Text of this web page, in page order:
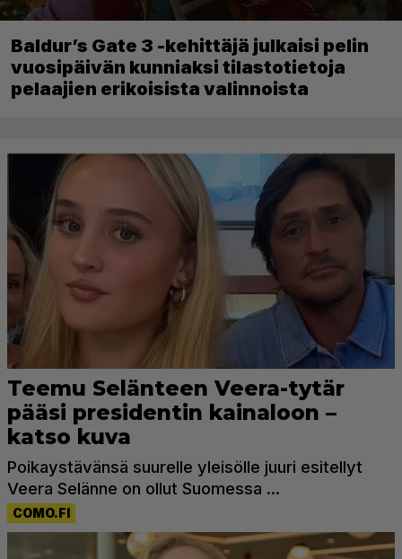
Baldur’s Gate 3 -kehittäjä julkaisi pelin
vuosipäivän kunniaksi tilastotietoja
pelaajien erikoisista valinnoista